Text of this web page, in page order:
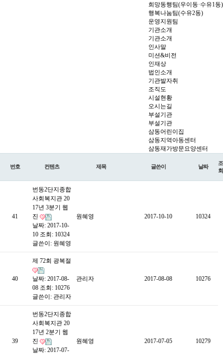
희망동행팀(우이동·수유1동)
행복나눔팀(수유2동)
운영지원팀
기관소개
기관소개
인사말
미션&비전
인재상
법인소개
기관발자취
조직도
시설현황
오시는길
부설기관
부설기관
삼동어린이집
삼동지역아동센터
삼동재가방문요양센터
번호 컨텐츠 제목 글쓴이 날짜
조
회
41
번동2단지종합
사회복지관 20
17년 3분기 웹
진
날짜: 2017-10-
10 조회: 10324
글쓴이: 원혜영
원혜영 2017-10-10 10324
40
제 72회 광복절
날짜: 2017-08-
08 조회: 10276
글쓴이: 관리자
관리자 2017-08-08 10276
39
번동2단지종합
사회복지관 20
17년 2분기 웹
진
날짜: 2017-07-
원혜영 2017-07-05 10279